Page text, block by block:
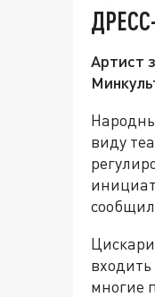
Артист
виду
многие